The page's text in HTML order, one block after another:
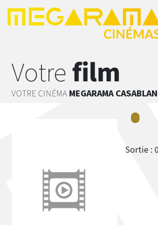
Votre film
VOTRE CINÉMA MEGARAMA
Sortie :